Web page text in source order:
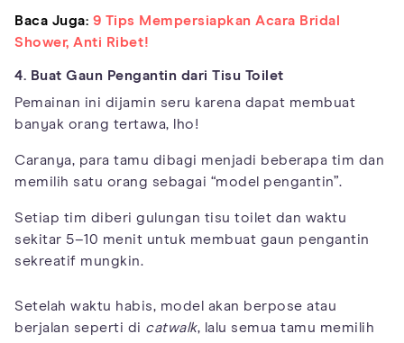
Baca Juga: 9 Tips Mempersiapkan Acara Bridal
Shower, Anti Ribet!
4. Buat Gaun Pengantin dari Tisu Toilet
Pemainan ini dijamin seru karena dapat membuat
banyak orang tertawa, lho!
Caranya, para tamu dibagi menjadi beberapa tim dan
memilih satu orang sebagai “model pengantin”.
Setiap tim diberi gulungan tisu toilet dan waktu
sekitar 5–10 menit untuk membuat gaun pengantin
sekreatif mungkin.
Setelah waktu habis, model akan berpose atau
berjalan seperti di catwalk, lalu semua tamu memilih